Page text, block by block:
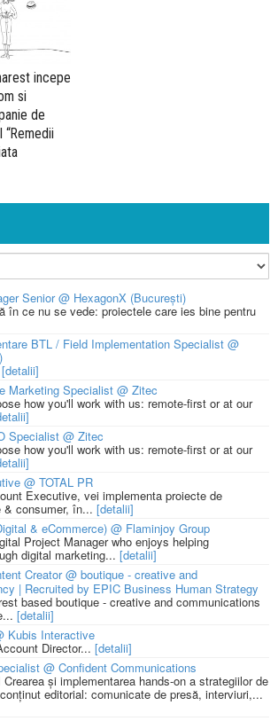
incepe
si
de
Senior @ HexagonX (București)
în ce nu se vede: proiectele care ies bine pentru
BTL / Field Implementation Specialist @
[detalii]
Marketing Specialist @ Zitec
how you'll work with us: remote-first or at our
Specialist @ Zitec
how you'll work with us: remote-first or at our
@ TOTAL PR
Executive, vei implementa proiecte de
& consumer, în... [detalii]
& eCommerce) @ Flaminjoy Group
Project Manager who enjoys helping
digital marketing... [detalii]
Creator @ boutique - creative and
| Recruited by EPIC Business Human Strategy
based boutique - creative and communications
[detalii]
Kubis Interactive
Director... [detalii]
@ Confident Communications
și implementarea hands-on a strategiilor de
editorial: comunicate de presă, interviuri,...